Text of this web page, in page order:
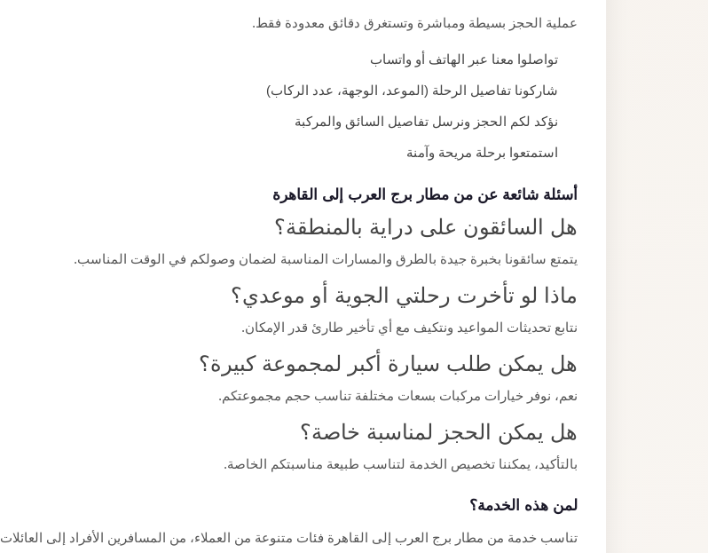
عملية الحجز بسيطة ومباشرة وتستغرق دقائق معدودة فقط.
تواصلوا معنا عبر الهاتف أو واتساب
شاركونا تفاصيل الرحلة (الموعد، الوجهة، عدد الركاب)
نؤكد لكم الحجز ونرسل تفاصيل السائق والمركبة
استمتعوا برحلة مريحة وآمنة
أسئلة شائعة عن من مطار برج العرب إلى القاهرة
هل السائقون على دراية بالمنطقة؟
يتمتع سائقونا بخبرة جيدة بالطرق والمسارات المناسبة لضمان وصولكم في الوقت المناسب.
ماذا لو تأخرت رحلتي الجوية أو موعدي؟
نتابع تحديثات المواعيد ونتكيف مع أي تأخير طارئ قدر الإمكان.
هل يمكن طلب سيارة أكبر لمجموعة كبيرة؟
نعم، نوفر خيارات مركبات بسعات مختلفة تناسب حجم مجموعتكم.
هل يمكن الحجز لمناسبة خاصة؟
بالتأكيد، يمكننا تخصيص الخدمة لتناسب طبيعة مناسبتكم الخاصة.
لمن هذه الخدمة؟
تناسب خدمة من مطار برج العرب إلى القاهرة فئات متنوعة من العملاء، من المسافرين الأفراد إلى العائلات